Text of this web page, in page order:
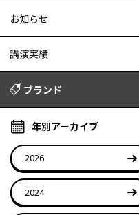
お知らせ
講演実績
ブランド
年別アーカイブ
2026
2024